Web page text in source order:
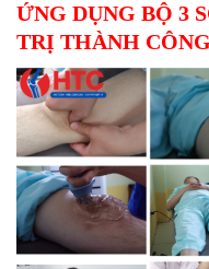
ỨNG DỤNG BỘ 3
TRỊ THÀNH